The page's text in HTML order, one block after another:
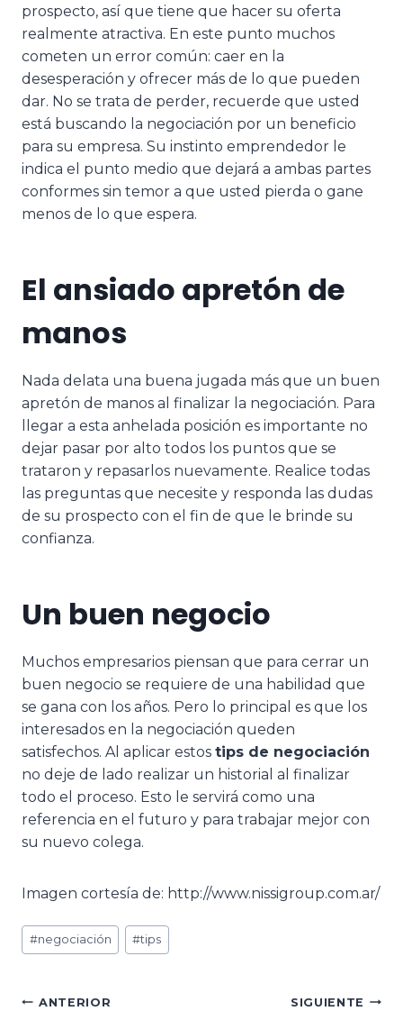
prospecto, así que tiene que hacer su oferta
realmente atractiva. En este punto muchos
cometen un error común: caer en la
desesperación y ofrecer más de lo que pueden
dar. No se trata de perder, recuerde que usted
está buscando la negociación por un beneficio
para su empresa. Su instinto emprendedor le
indica el punto medio que dejará a ambas partes
conformes sin temor a que usted pierda o gane
menos de lo que espera.
El ansiado apretón de
manos
Nada delata una buena jugada más que un buen
apretón de manos al finalizar la negociación. Para
llegar a esta anhelada posición es importante no
dejar pasar por alto todos los puntos que se
trataron y repasarlos nuevamente. Realice todas
las preguntas que necesite y responda las dudas
de su prospecto con el fin de que le brinde su
confianza.
Un buen negocio
Muchos empresarios piensan que para cerrar un
buen negocio se requiere de una habilidad que
se gana con los años. Pero lo principal es que los
interesados en la negociación queden
satisfechos. Al aplicar estos tips de negociación
no deje de lado realizar un historial al finalizar
todo el proceso. Esto le servirá como una
referencia en el futuro y para trabajar mejor con
su nuevo colega.
Imagen cortesía de: http://www.nissigroup.com.ar/
#negociación #tips
ANTERIOR SIGUIENTE